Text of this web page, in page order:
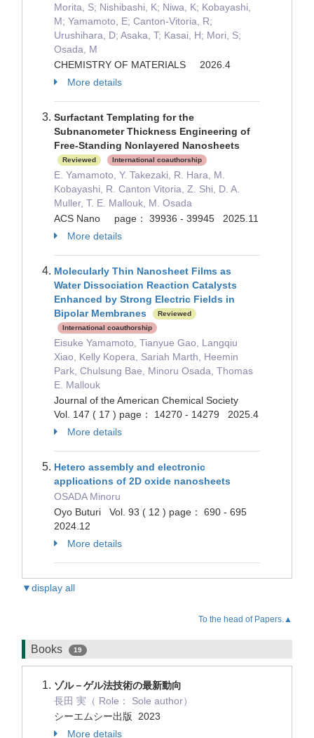
Morita, S; Nishibashi, K; Niwa, K; Kobayashi,
M; Yamamoto, E; Canton-Vitoria, R;
Urushihara, D; Asaka, T; Kasai, H; Mori, S;
Osada, M
CHEMISTRY OF MATERIALS 2026.4
More details
Surfactant Templating for the
Subnanometer Thickness Engineering of
Free-Standing Nonlayered Nanosheets
Reviewed International coauthorship
E. Yamamoto, Y. Takezaki, R. Hara, M.
Kobayashi, R. Canton Vitoria, Z. Shi, D. A.
Muller, T. E. Mallouk, M. Osada
ACS Nano page： 39936 - 39945 2025.11
More details
Molecularly Thin Nanosheet Films as
Water Dissociation Reaction Catalysts
Enhanced by Strong Electric Fields in
Bipolar Membranes
Reviewed
International coauthorship
Eisuke Yamamoto, Tianyue Gao, Langqiu
Xiao, Kelly Kopera, Sariah Marth, Heemin
Park, Chulsung Bae, Minoru Osada, Thomas
E. Mallouk
Journal of the American Chemical Society
Vol. 147 ( 17 ) page： 14270 - 14279 2025.4
More details
Hetero assembly and electronic
applications of 2D oxide nanosheets
OSADA Minoru
Oyo Buturi Vol. 93 ( 12 ) page： 690 - 695
2024.12
More details
▼display all
To the head of Papers.▲
Books 19
ゾル－ゲル法技術の最新動向
長田 実（ Role： Sole author）
シーエムシー出版 2023
More details